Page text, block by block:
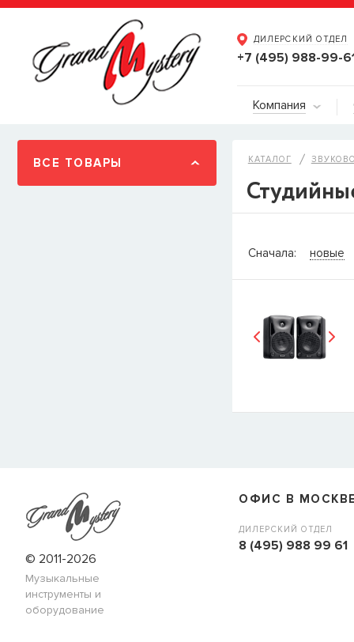
ДИЛЕРСКИЙ ОТДЕЛ
+7 (495) 988-99-
Компания
ВСЕ ТОВАРЫ КАТАЛОГ
ТовараСтруны
Имя
Сначала: новые
© 2011-2026
Музыкальные
инструменты и
оборудование
ОФИС В
ДИЛЕРСКИЙ ОТДЕЛ
8 (495) 988 99 61